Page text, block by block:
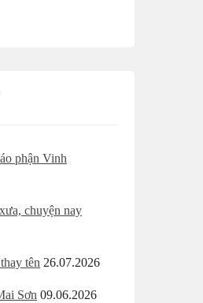
phận Vinh
chuyện nay
tên 26.07.2026
Sơn 09.06.2026